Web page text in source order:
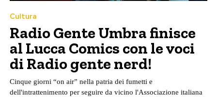
Cultura
Radio Gente Umbra finisce
al Lucca Comics con le voci
di Radio gente nerd!
Cinque giorni “on air” nella patria dei fumetti e
dell'intrattenimento per seguire da vicino l'Associazione italiana